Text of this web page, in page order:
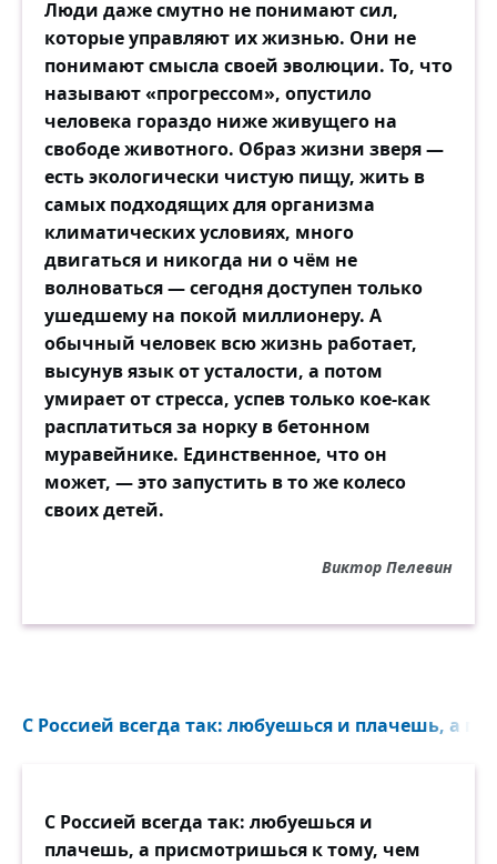
Люди даже смутно не понимают сил,
которые управляют их жизнью. Они не
понимают смысла своей эволюции. То, что
называют «прогрессом», опустило
человека гораздо ниже живущего на
свободе животного. Образ жизни зверя —
есть экологически чистую пищу, жить в
самых подходящих для организма
климатических условиях, много
двигаться и никогда ни о чём не
волноваться — сегодня доступен только
ушедшему на покой миллионеру. А
обычный человек всю жизнь работает,
высунув язык от усталости, а потом
умирает от стресса, успев только кое-как
расплатиться за норку в бетонном
муравейнике. Единственное, что он
может, — это запустить в то же колесо
своих детей.
Виктор Пелевин
С Россией всегда так: любуешься и плачешь, а
С Россией всегда так: любуешься и
плачешь, а присмотришься к тому, чем